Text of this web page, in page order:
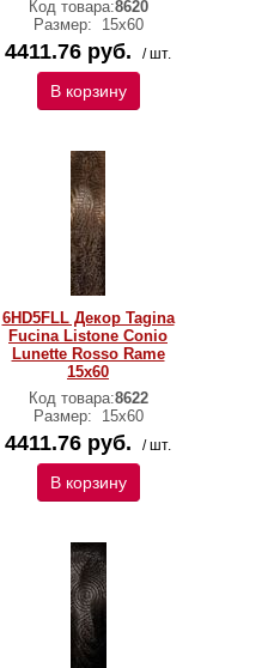
Код товара:8620
Размер:
15x60
4411.76 руб. / шт.
В корзину
6HD5FLL Декор Tagina
Fucina Listone Conio
Lunette Rosso Rame
15x60
Код товара:8622
Размер:
15x60
4411.76 руб. / шт.
В корзину